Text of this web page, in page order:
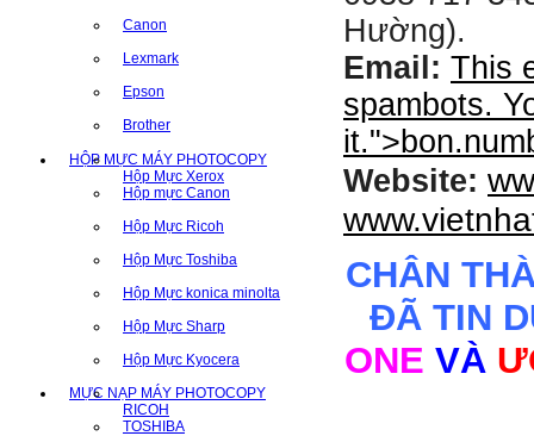
Canon
Lexmark
Epson
Brother
HỘP MỰC MÁY PHOTOCOPY
Hộp Mực Xerox
Hộp mực Canon
Hộp Mực Ricoh
Hộp Mực Toshiba
Hộp Mực konica minolta
Hộp Mực Sharp
Hộp Mực Kyocera
MỰC NẠP MÁY PHOTOCOPY
RICOH
TOSHIBA
Hường).
Email: This
spambots.
it.">
Website:
CHÂN
ĐÃ TIN
ONE VÀ